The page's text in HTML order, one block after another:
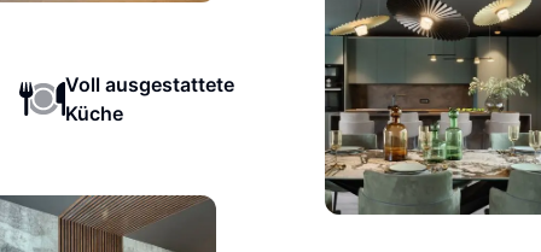
Voll ausgestattete
Küche